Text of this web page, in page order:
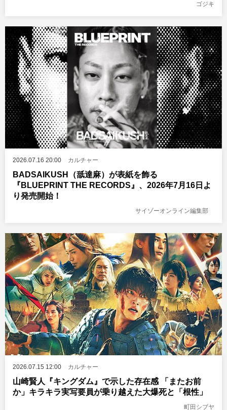
ゴジキ
2026.07.16 20:00 カルチャー
BADSAIKUSH（舐達麻）が表紙を飾る
『BLUEPRINT THE RECORDS』、2026年7月16日よ
り発売開始！
サイゾーオンライン編集部
2026.07.15 12:00 カルチャー
山崎賢人『キングダム』で示した存在感 「またお前
か」キラキラ実写要員が乗り越えた大爆死と「根性」
町田シブヤ